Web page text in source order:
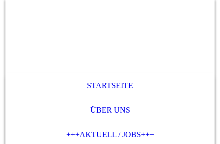
STARTSEITE
ÜBER UNS
+++AKTUELL / JOBS+++